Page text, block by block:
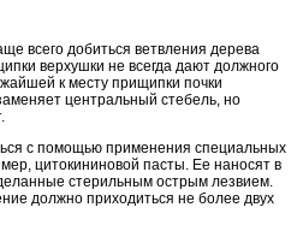
всего добиться ветвления дерева
верхушки не всегда дают должного
к месту прищипки почки
центральный стебель, но
с помощью применения специальных
цитокининовой пасты. Ее наносят в
стерильным острым лезвием.
должно приходиться не более двух